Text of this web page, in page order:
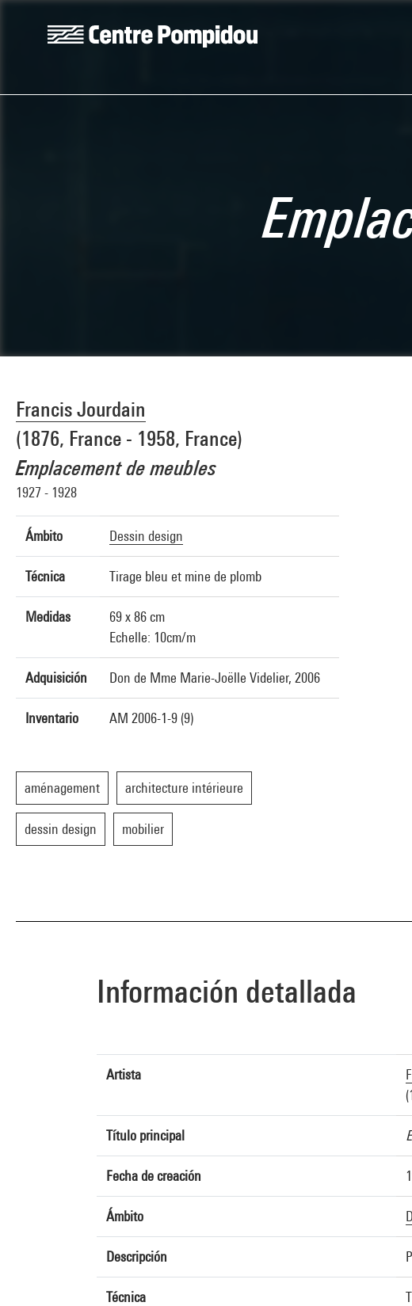
Francis Jourdain
(1876, France - 1958, France)
Emplacement de meubles
1927 - 1928
Ámbito Dessin design
Técnica Tirage bleu et mine de plomb
Medidas
69 x 86 cm
Echelle: 10cm/m
Adquisición Don de Mme Marie-Joëlle Videlier, 2006
Inventario AM 2006-1-9 (9)
aménagement architecture intérieure
dessin design mobilier
Información detallada
Artista
Título principal
Fecha de creación
Ámbito
Descripción
Técnica